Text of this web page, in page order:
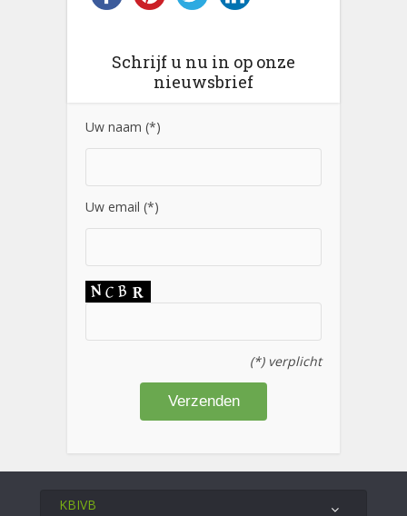
Schrijf u nu in op onze
nieuwsbrief
Uw naam (*)
Uw email (*)
(*) verplicht
KBIVB